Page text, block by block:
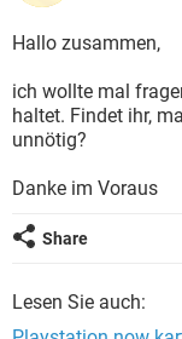
FACEBOOK
WHATSAPP
ANDROID
WINDOWS 10
WHATSAPP
FACEBOOK
SPIELE
WINDOWS 10
WHATSAPP
FACEBOOK
Hallo zusammen,
ich wollte mal
haltet. Findet ihr,
unnötig?
Danke im Voraus
Share
Lesen Sie auch: